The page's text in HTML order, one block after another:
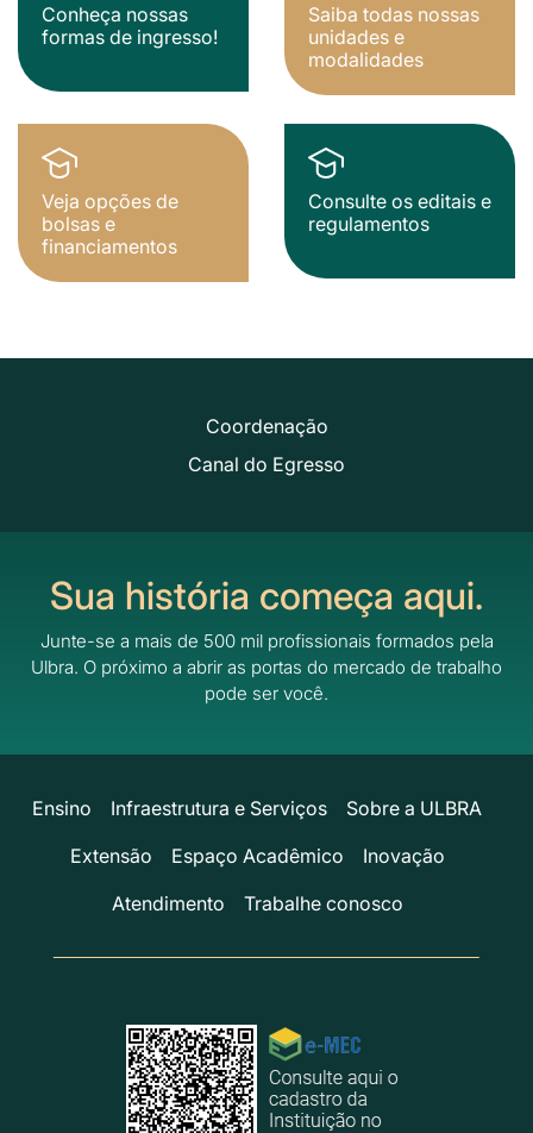
Conheça nossas
formas de ingresso!
Saiba todas nossas
unidades e
modalidades
Veja opções de
bolsas e
financiamentos
Consulte os editais e
regulamentos
Coordenação
Canal do Egresso
Sua história começa aqui.
Junte-se a mais de 500 mil profissionais formados pela
Ulbra. O próximo a abrir as portas do mercado de trabalho
pode ser você.
Ensino Infraestrutura e Serviços
Sobre a ULBRA
Extensão
Espaço Acadêmico
Inovação
Atendimento
Trabalhe conosco